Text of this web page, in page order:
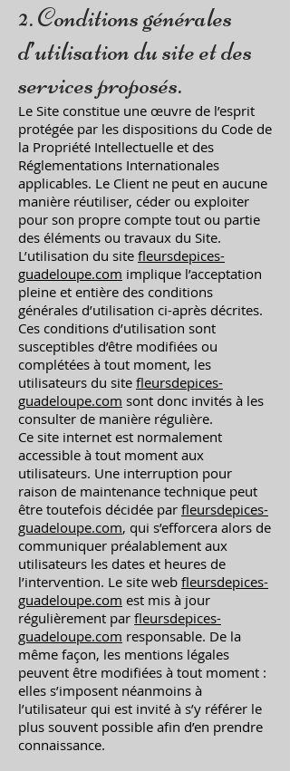
2. Conditions générales
d’utilisation du site et des
services proposés.
Le Site constitue une œuvre de l’esprit
protégée par les dispositions du Code de
la Propriété Intellectuelle et des
Réglementations Internationales
applicables. Le Client ne peut en aucune
manière réutiliser, céder ou exploiter
pour son propre compte tout ou partie
des éléments ou travaux du Site.
L’utilisation du site fleursdepices-
guadeloupe.com implique l’acceptation
pleine et entière des conditions
générales d’utilisation ci-après décrites.
Ces conditions d’utilisation sont
susceptibles d’être modifiées ou
complétées à tout moment, les
utilisateurs du site fleursdepices-
guadeloupe.com sont donc invités à les
consulter de manière régulière.
Ce site internet est normalement
accessible à tout moment aux
utilisateurs. Une interruption pour
raison de maintenance technique peut
être toutefois décidée par fleursdepices-
guadeloupe.com, qui s’efforcera alors de
communiquer préalablement aux
utilisateurs les dates et heures de
l’intervention. Le site web fleursdepices-
guadeloupe.com est mis à jour
régulièrement par fleursdepices-
guadeloupe.com responsable. De la
même façon, les mentions légales
peuvent être modifiées à tout moment :
elles s’imposent néanmoins à
l’utilisateur qui est invité à s’y référer le
plus souvent possible afin d’en prendre
connaissance.